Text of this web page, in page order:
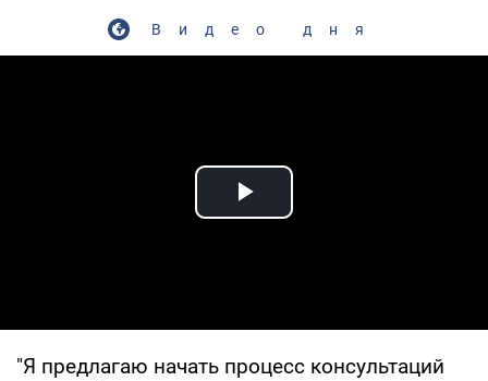
Видео дня
Play Video
"Я предлагаю начать процесс консультаций